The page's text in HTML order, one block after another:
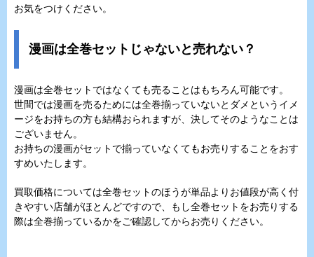
お気をつけください。
漫画は全巻セットじゃないと売れない？
漫画は全巻セットではなくても売ることはもちろん可能です。
世間では漫画を売るためには全巻揃っていないとダメというイメ
ージをお持ちの方も結構おられますが、決してそのようなことは
ございません。
お持ちの漫画がセットで揃っていなくてもお売りすることをおす
すめいたします。
買取価格については全巻セットのほうが単品よりお値段が高く付
きやすい店舗がほとんどですので、もし全巻セットをお売りする
際は全巻揃っているかをご確認してからお売りください。